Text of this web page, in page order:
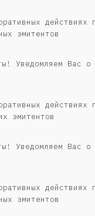
действиях
эмитентов
Уведомляем Вас
действиях
эмитентов
Уведомляем Вас
действиях
эмитентов